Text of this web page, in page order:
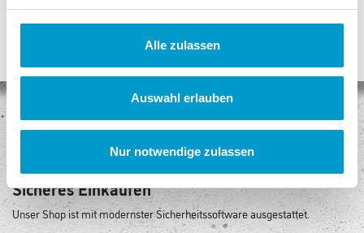
Alle zulassen
Auswahl erlauben
Nur notwendige zulassen
Keine Versandkosten
Egal, wie viel Sie kaufen, Sie bezahlen keine Versandkosten!
Sicheres Einkaufen
Unser Shop ist mit modernster Sicherheitssoftware ausgestattet.